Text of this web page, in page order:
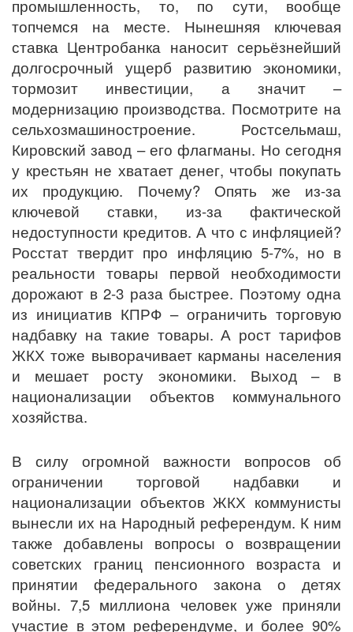
промышленность, то, по сути, вообще
топчемся на месте. Нынешняя ключевая
ставка Центробанка наносит серьёзнейший
долгосрочный ущерб развитию экономики,
тормозит инвестиции, а значит –
модернизацию производства. Посмотрите на
сельхозмашиностроение. Ростсельмаш,
Кировский завод – его флагманы. Но сегодня
у крестьян не хватает денег, чтобы покупать
их продукцию. Почему? Опять же из-за
ключевой ставки, из-за фактической
недоступности кредитов. А что с инфляцией?
Росстат твердит про инфляцию 5-7%, но в
реальности товары первой необходимости
дорожают в 2-3 раза быстрее. Поэтому одна
из инициатив КПРФ – ограничить торговую
надбавку на такие товары. А рост тарифов
ЖКХ тоже выворачивает карманы населения
и мешает росту экономики. Выход – в
национализации объектов коммунального
хозяйства.
В силу огромной важности вопросов об
ограничении торговой надбавки и
национализации объектов ЖКХ коммунисты
вынесли их на Народный референдум. К ним
также добавлены вопросы о возвращении
советских границ пенсионного возраста и
принятии федерального закона о детях
войны. 7,5 миллиона человек уже приняли
участие в этом референдуме, и более 90%